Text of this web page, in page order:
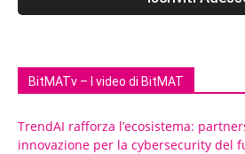
BitMATv – I video di BitMAT
TrendAI rafforza l’ecosistema:
innovazione per la cybersecurity del